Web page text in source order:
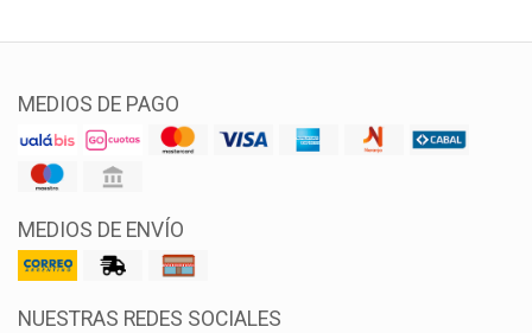
MEDIOS DE PAGO
MEDIOS DE ENVÍO
NUESTRAS REDES SOCIALES